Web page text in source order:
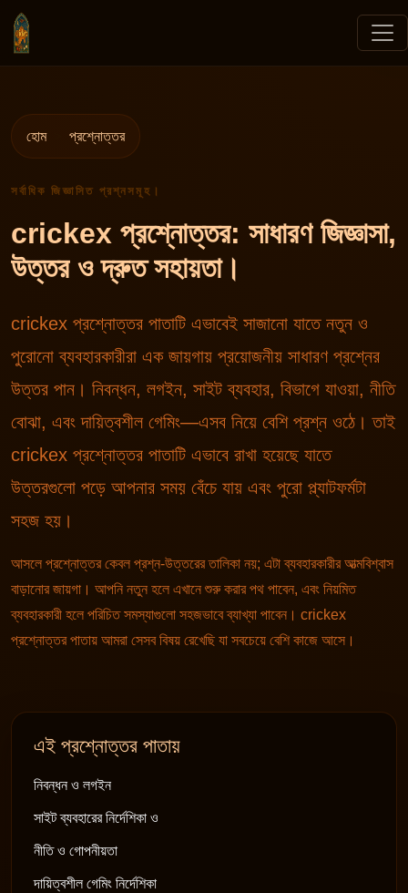
হোম প্রশ্নোত্তর
সর্বাধিক জিজ্ঞাসিত প্রশ্নসমূহ।
crickex প্রশ্নোত্তর: সাধারণ জিজ্ঞাসা,
উত্তর ও দ্রুত সহায়তা।
crickex প্রশ্নোত্তর পাতাটি এভাবেই সাজানো যাতে নতুন ও
পুরোনো ব্যবহারকারীরা এক জায়গায় প্রয়োজনীয় সাধারণ প্রশ্নের
উত্তর পান। নিবন্ধন, লগইন, সাইট ব্যবহার, বিভাগে যাওয়া, নীতি
বোঝা, এবং দায়িত্বশীল গেমিং—এসব নিয়ে বেশি প্রশ্ন ওঠে। তাই
crickex প্রশ্নোত্তর পাতাটি এভাবে রাখা হয়েছে যাতে
উত্তরগুলো পড়ে আপনার সময় বেঁচে যায় এবং পুরো প্ল্যাটফর্মটা
সহজ হয়।
আসলে প্রশ্নোত্তর কেবল প্রশ্ন-উত্তরের তালিকা নয়; এটা ব্যবহারকারীর আত্মবিশ্বাস
বাড়ানোর জায়গা। আপনি নতুন হলে এখানে শুরু করার পথ পাবেন, এবং নিয়মিত
ব্যবহারকারী হলে পরিচিত সমস্যাগুলো সহজভাবে ব্যাখ্যা পাবেন। crickex
প্রশ্নোত্তর পাতায় আমরা সেসব বিষয় রেখেছি যা সবচেয়ে বেশি কাজে আসে।
এই প্রশ্নোত্তর পাতায়
নিবন্ধন ও লগইন
সাইট ব্যবহারের নির্দেশিকা ও
নীতি ও গোপনীয়তা
দায়িত্বশীল গেমিং নির্দেশিকা